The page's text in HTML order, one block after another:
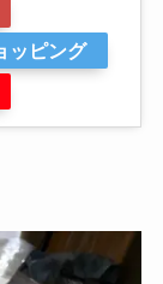
ッピング